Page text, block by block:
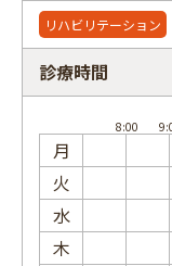
リハビリテーション
診療時間
月
火
水
木